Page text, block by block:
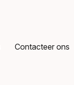
Contacteer ons